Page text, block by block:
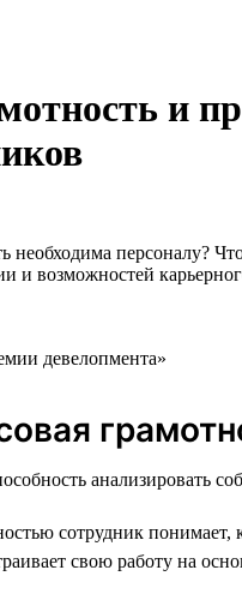
и
необходима персоналу?
и возможностей
девелопмента»
анализировать
сотрудник понимает,
свою работу на